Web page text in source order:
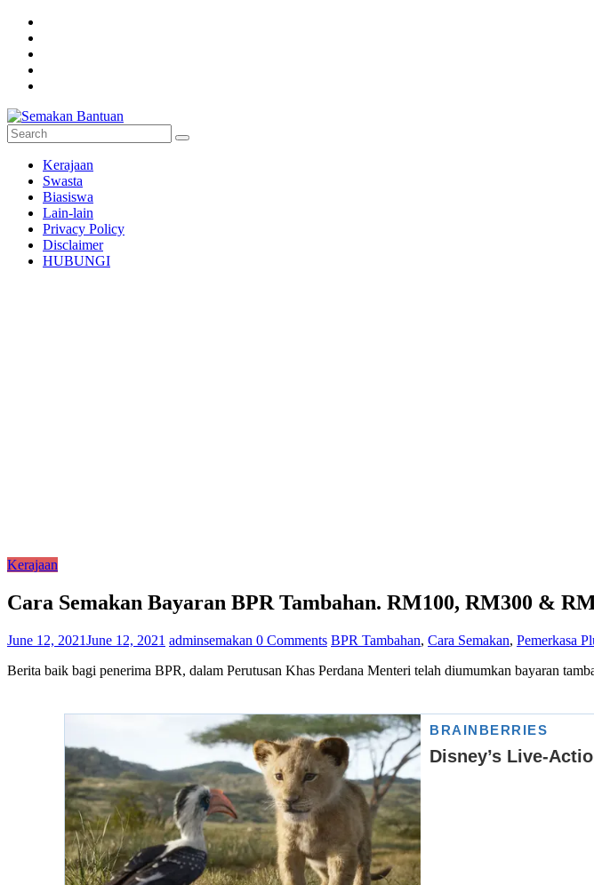
Skip
content
Semakan
Bantuan
Semakan
untuk
semua
Kerajaan
Swasta
Biasiswa
Lain-lain
Privacy Policy
Disclaimer
HUBUNGI
Kerajaan
Cara Semakan Bayaran BPR Tambahan. RM100, RM300 &
June 12, 2021June 12, 2021 adminsemakan 0 Comments BPR Tambahan, Cara Semakan, Pemerkasa
Berita baik bagi penerima BPR, dalam Perutusan Khas Perdana Menteri telah diumumkan bayaran